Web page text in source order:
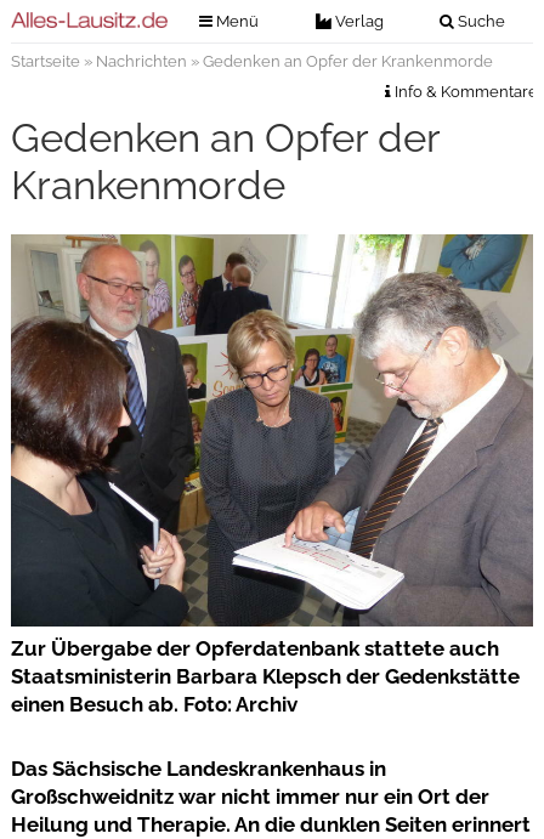
Menü Verlag Suche
Verlag
Kontakt
Impressum
Nachrichten
Veranstaltungstickets
Anzeigensuche
Digitale Ausgaben
Startseite» Nachrichten » Gedenken an Opfer der Krankenmorde
Info & Kommentare
Gedenken an Opfer der
Krankenmorde
Zur Übergabe der Opferdatenbank stattete auch
Staatsministerin Barbara Klepsch der Gedenkstätte
einen Besuch ab. Foto: Archiv
Das Sächsische Landeskrankenhaus in
Großschweidnitz war nicht immer nur ein Ort der
Heilung und Therapie. An die dunklen Seiten erinnert